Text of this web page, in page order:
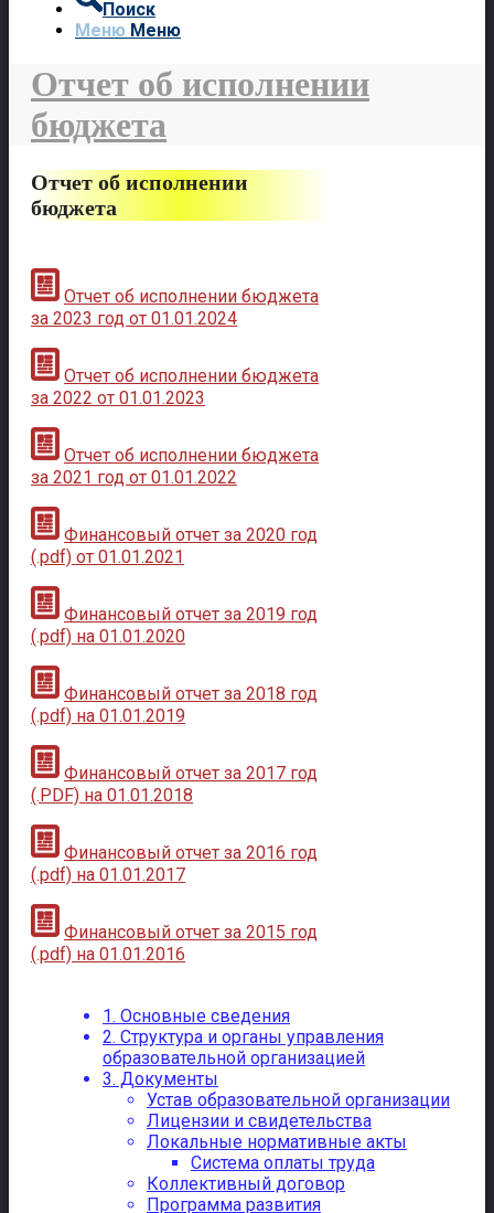
Поиск
Меню Меню
Отчет об исполнении
бюджета
Отчет об исполнении
бюджета
Отчет об исполнении бюджета
за 2023 год от 01.01.2024
Отчет об исполнении бюджета
за 2022 от 01.01.2023
Отчет об исполнении бюджета
за 2021 год от 01.01.2022
Финансовый отчет за 2020 год
(.pdf) от 01.01.2021
Финансовый отчет за 2019 год
(.pdf) на 01.01.2020
Финансовый отчет за 2018 год
(.pdf) на 01.01.2019
Финансовый отчет за 2017 год
(.PDF) на 01.01.2018
Финансовый отчет за 2016 год
(.pdf) на 01.01.2017
Финансовый отчет за 2015 год
(.pdf) на 01.01.2016
1. Основные сведения
2. Структура и органы управления
образовательной организацией
3. Документы
Устав образовательной организации
Лицензии и свидетельства
Локальные нормативные акты
Система оплаты труда
Коллективный договор
Программа развития